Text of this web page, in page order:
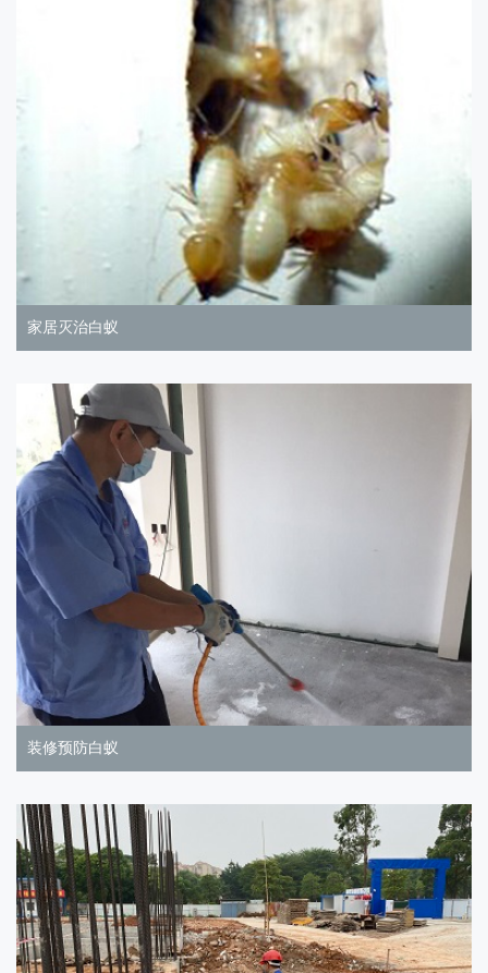
家居灭治白蚁
装修预防白蚁